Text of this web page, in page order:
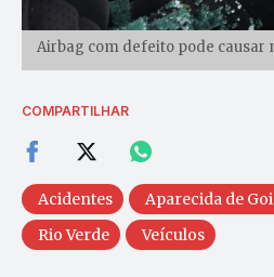
Airbag com defeito pode causar
COMPARTILHAR
Acidentes Aparecida de
Rio Verde
Veículos